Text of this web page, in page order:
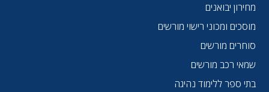
מחירון יבואנים
מוסכים ומכוני רישוי מורשים
סוחרים מורשים
שמאי רכב מורשים
בתי ספר ללימוד נהיגה